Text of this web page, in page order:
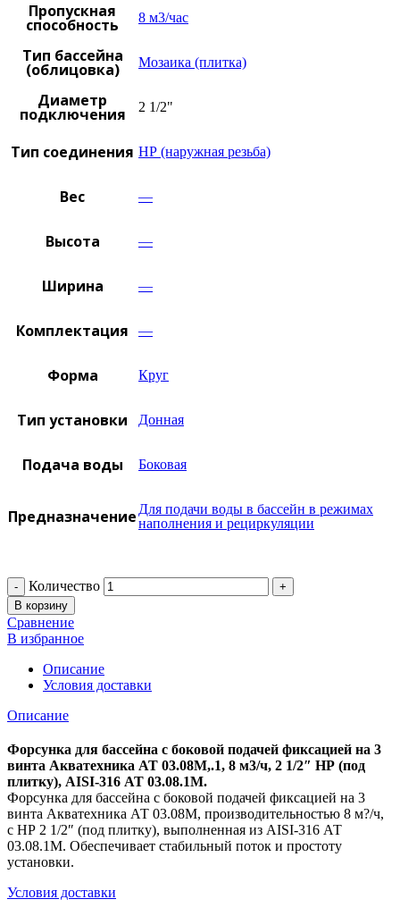
Пропускная
способность 8 м3/час
Тип бассейна
(облицовка) Мозаика (плитка)
Диаметр
подключения 2 1/2"
Тип соединения НР (наружная резьба)
Вес —
Высота —
Ширина —
Комплектация —
Форма Круг
Тип установки Донная
Подача воды Боковая
Предназначение Для подачи воды в бассейн в режимах
наполнения и рециркуляции
Количество
В корзину
Сравнение
В избранное
Описание
Условия доставки
Описание
Форсунка для бассейна с боковой подачей фиксацией на 3
винта Акватехника АТ 03.08М,.1, 8 м3/ч, 2 1/2″ НР (под
плитку), AISI-316 АТ 03.08.1M.
Форсунка для бассейна с боковой подачей фиксацией на 3
винта Акватехника АТ 03.08М, производительностью 8 м?/ч,
с НР 2 1/2″ (под плитку), выполненная из AISI-316 АТ
03.08.1M. Обеспечивает стабильный поток и простоту
установки.
Условия доставки